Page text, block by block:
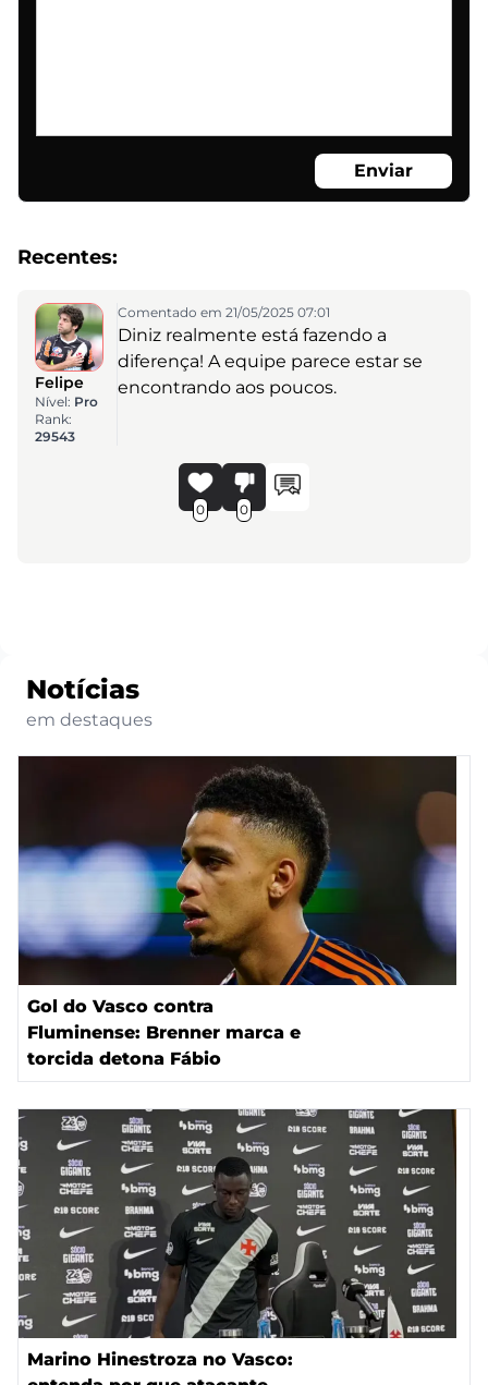
Enviar
Recentes:
Felipe
Nível: Pro
Rank:
29543
Comentado em 21/05/2025 07:01
Diniz realmente está fazendo a
diferença! A equipe parece estar se
encontrando aos poucos.
0 0
Notícias
em destaques
Gol do Vasco contra
Fluminense: Brenner marca e
torcida detona Fábio
Marino Hinestroza no Vasco: